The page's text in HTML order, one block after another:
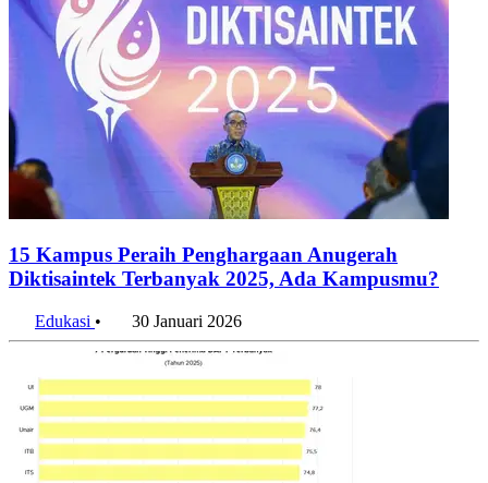
15 Kampus Peraih Penghargaan Anugerah
Diktisaintek Terbanyak 2025, Ada Kampusmu?
Edukasi • 30 Januari 2026